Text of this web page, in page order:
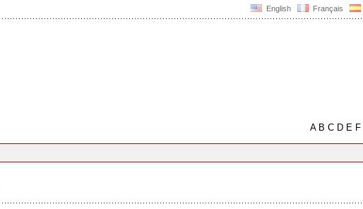
English Français
AB C D E F